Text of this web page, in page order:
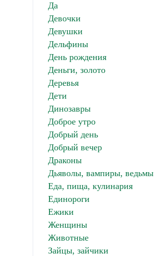
Да
Девочки
Девушки
Дельфины
День рождения
Деньги, золото
Деревья
Дети
Динозавры
Доброе утро
Добрый день
Добрый вечер
Драконы
Дьяволы, вампиры, ведьмы
Еда, пища, кулинария
Единороги
Ежики
Женщины
Животные
Зайцы, зайчики